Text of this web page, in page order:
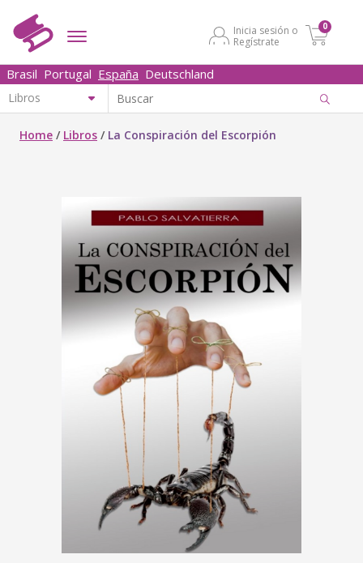
Inicia sesión o
Regístrate
0
Brasil Portugal España Deutschland
Home / Libros / La Conspiración del Escorpión